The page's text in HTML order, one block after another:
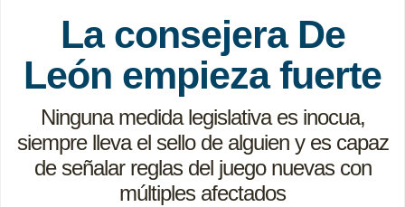
La consejera De
León empieza fuerte
Ninguna medida legislativa es inocua,
siempre lleva el sello de alguien y es capaz
de señalar reglas del juego nuevas con
múltiples afectados